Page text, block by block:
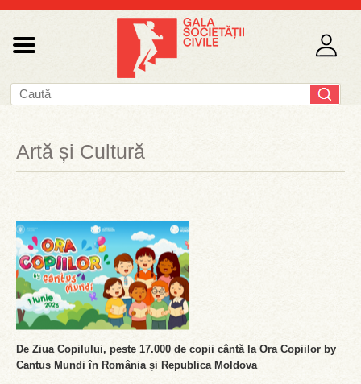
Artă și Cultură
De Ziua Copilului, peste 17.000 de copii cântă la Ora Copiilor by
Cantus Mundi în România și Republica Moldova